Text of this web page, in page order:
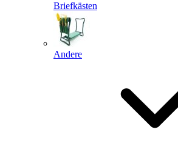
Briefkästen
Andere